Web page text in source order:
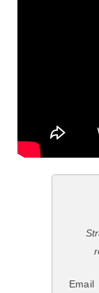
Email